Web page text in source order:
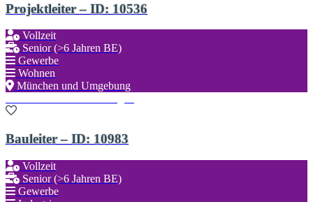
Projektleiter – ID: 10536
Vollzeit
Senior (>6 Jahren BE)
Gewerbe
Wohnen
München und Umgebung
Bauleiter – ID: 10983
Vollzeit
Senior (>6 Jahren BE)
Gewerbe